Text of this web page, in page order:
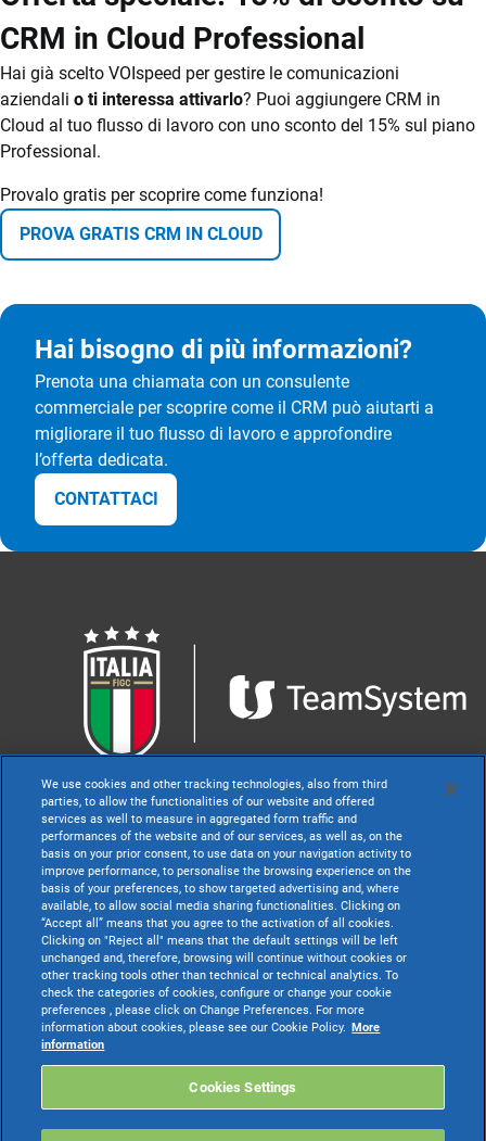
CRM in Cloud Professional
Hai già scelto VOIspeed per gestire le comunicazioni
aziendali o ti interessa attivarlo? Puoi aggiungere CRM in
Cloud al tuo flusso di lavoro con uno sconto del 15% sul piano
Professional.
Provalo gratis per scoprire come funziona!
PROVA GRATIS CRM IN CLOUD
Hai bisogno di più informazioni?
Prenota una chiamata con un consulente
commerciale per scoprire come il CRM può aiutarti a
migliorare il tuo flusso di lavoro e approfondire
l’offerta dedicata.
CONTATTACI
Terms & Conditions
Privacy Policy
Cookie Policy
Dichiarazione di Accessibilità
TeamSystem S.p.A. società con socio unico soggetta all’attività di direzione e
We use cookies and other tracking technologies, also from third
parties, to allow the functionalities of our website and offered
services as well to measure in aggregated form traffic and
performances of the website and of our services, as well as, on the
basis on your prior consent, to use data on your navigation activity to
improve performance, to personalise the browsing experience on the
basis of your preferences, to show targeted advertising and, where
available, to allow social media sharing functionalities. Clicking on
“Accept all” means that you agree to the activation of all cookies.
Clicking on "Reject all" means that the default settings will be left
unchanged and, therefore, browsing will continue without cookies or
other tracking tools other than technical or technical analytics. To
check the categories of cookies, configure or change your cookie
preferences , please click on Change Preferences. For more
information about cookies, please see our Cookie Policy. More
information
Cookies Settings